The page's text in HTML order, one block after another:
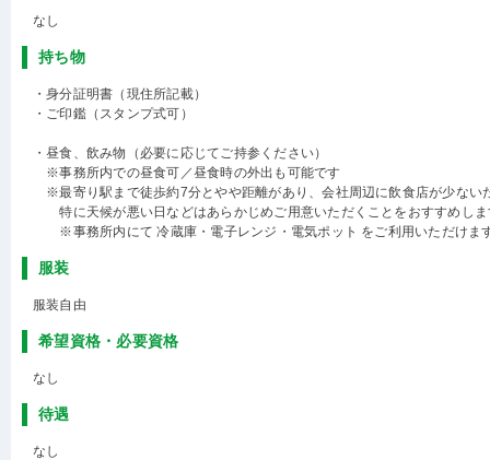
なし
持ち物
・身分証明書（現住所記載）
・ご印鑑（スタンプ式可）
・昼食、飲み物（必要に応じてご持参ください）
※事務所内での昼食可／昼食時の外出も可能です
※最寄り駅まで徒歩約7分とやや距離があり、会社周辺に飲食店が少ない
特に天候が悪い日などはあらかじめご用意いただくことをおすすめしま
※事務所内にて 冷蔵庫・電子レンジ・電気ポット をご利用いただけま
服装
服装自由
希望資格・必要資格
なし
待遇
なし